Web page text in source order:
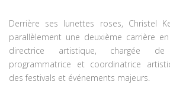
Derrière ses lunettes roses, Christel
parallèlement une deuxième carrière
directrice artistique, chargée de
programmatrice et coordinatrice
des festivals et événements majeurs.